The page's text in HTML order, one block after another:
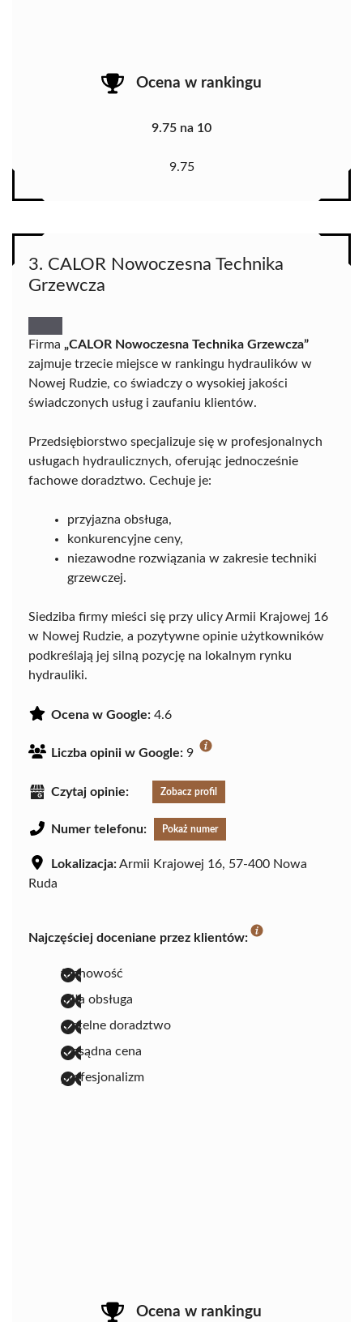
Ocena w rankingu
9.75 na 10
9.75
3. CALOR Nowoczesna Technika
Grzewcza
Firma „CALOR Nowoczesna Technika Grzewcza”
zajmuje trzecie miejsce w rankingu hydraulików w
Nowej Rudzie, co świadczy o wysokiej jakości
świadczonych usług i zaufaniu klientów.
Przedsiębiorstwo specjalizuje się w profesjonalnych
usługach hydraulicznych, oferując jednocześnie
fachowe doradztwo. Cechuje je:
przyjazna obsługa,
konkurencyjne ceny,
niezawodne rozwiązania w zakresie techniki
grzewczej.
Siedziba firmy mieści się przy ulicy Armii Krajowej 16
w Nowej Rudzie, a pozytywne opinie użytkowników
podkreślają jej silną pozycję na lokalnym rynku
hydrauliki.
Ocena w Google: 4.6
Liczba opinii w Google: 9
Czytaj opinie: Zobacz profil
Numer telefonu: Pokaż numer
Lokalizacja:Armii Krajowej 16, 57-400 Nowa
Ruda
Najczęściej doceniane przez klientów:
fachowość
miła obsługa
rzetelne doradztwo
rozsądna cena
profesjonalizm
Ocena w rankingu